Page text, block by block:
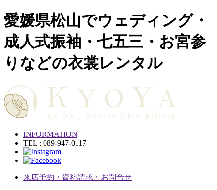
愛媛県松山でウェディング・
成人式振袖・七五三・お宮参
りなどの衣裳レンタル
INFORMATION
TEL : 089-947-0117
来店予約・資料請求・お問合せ